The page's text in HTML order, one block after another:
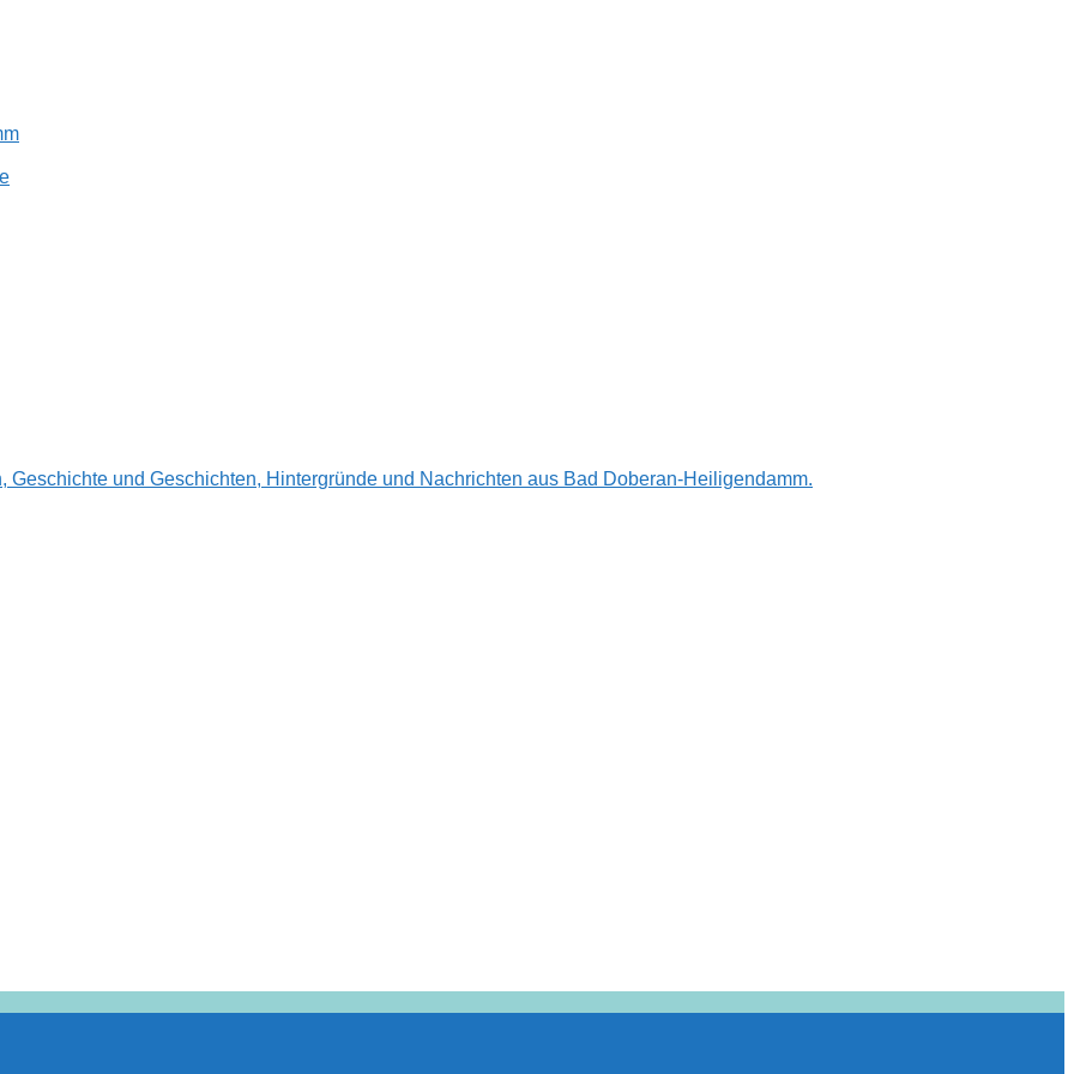
Geschichte und Geschichten, Hintergründe und Nachrichten aus Bad Doberan-Heiligendamm.